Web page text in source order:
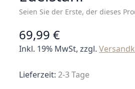
Seien Sie der Erste, der dieses
69,99 €
Inkl. 19% MwSt, zzgl.
Lieferzeit: 2-3 Tage